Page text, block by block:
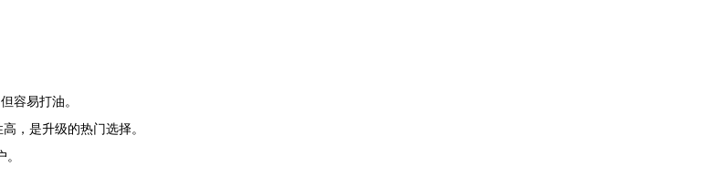
容易打油。
，是升级的热门选择。